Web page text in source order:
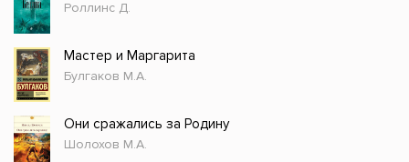
Роллинс Д.
Мастер и Маргарита
Булгаков М.А.
Они сражались за Родину
Шолохов М.А.